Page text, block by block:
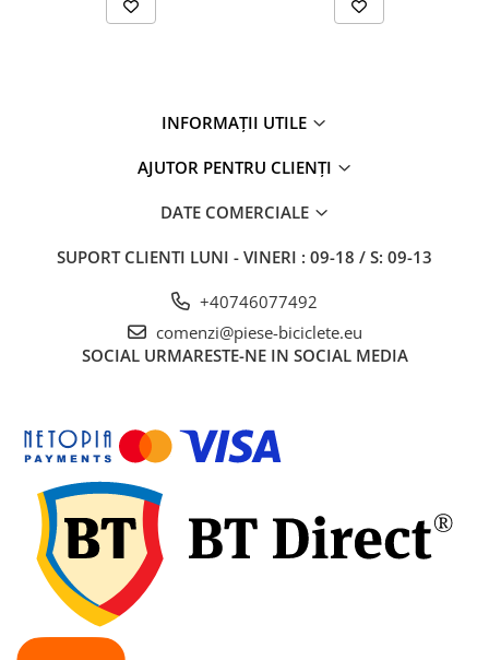
Protecții Camere
Transmisie & Accesorii
Accesorii Transmisie
Apărătoare Lanț
Ax Pedalier
Braț Pedale
Casete
Cuvete
Ghidaj/Întinzător Lanț
INFORMAȚII UTILE
AJUTOR PENTRU CLIENȚI
DATE COMERCIALE
SUPORT CLIENTI LUNI - VINERI : 09-18 / S: 09-13
+40746077492
comenzi@piese-biciclete.eu
SOCIAL URMARESTE-NE IN SOCIAL MEDIA